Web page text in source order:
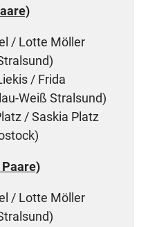
/ Lotte Möller
/ Frida
Weiß Stralsund)
/ Saskia Platz
Paare)
/ Lotte Möller